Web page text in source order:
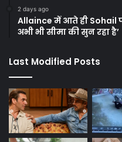
2 days ago
Allaince में आते ही Sohail
अभी भी सीमा की सुन रहा है’
Last Modified Posts